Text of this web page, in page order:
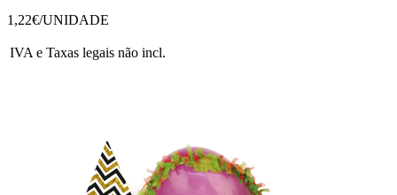
1,22€/UNIDADE
IVA e Taxas legais não incl.